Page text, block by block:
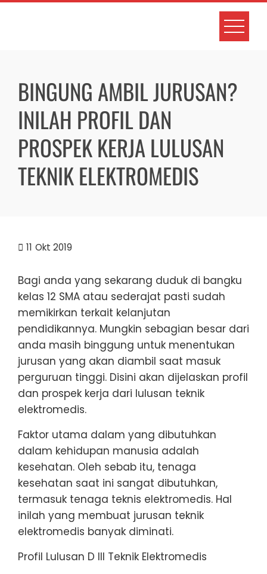
Skip
BINGUNG AMBIL JURUSAN?
INILAH PROFIL DAN
PROSPEK KERJA LULUSAN
TEKNIK ELEKTROMEDIS
11 Okt 2019
Bagi anda yang sekarang duduk di bangku
kelas 12 SMA atau sederajat pasti sudah
memikirkan terkait kelanjutan
pendidikannya. Mungkin sebagian besar dari
anda masih binggung untuk menentukan
jurusan yang akan diambil saat masuk
perguruan tinggi. Disini akan dijelaskan profil
dan prospek kerja dari lulusan teknik
elektromedis.
Faktor utama dalam yang dibutuhkan
dalam kehidupan manusia adalah
kesehatan. Oleh sebab itu, tenaga
kesehatan saat ini sangat dibutuhkan,
termasuk tenaga teknis elektromedis. Hal
inilah yang membuat jurusan teknik
elektromedis banyak diminati.
Profil Lulusan D III Teknik Elektromedis